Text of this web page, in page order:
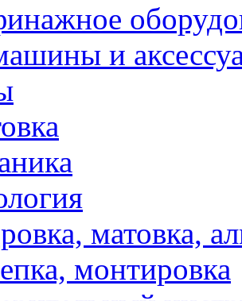
и
матовка,
монтировка